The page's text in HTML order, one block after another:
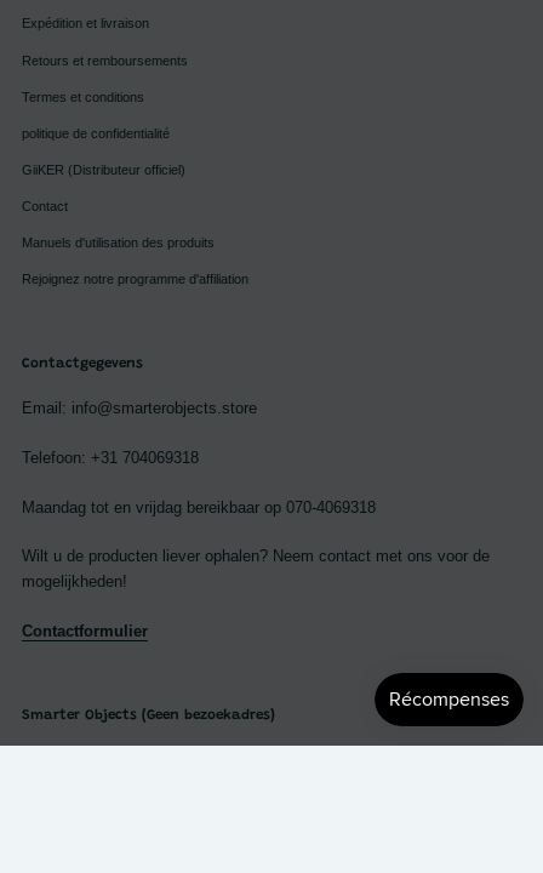
Expédition et livraison
Retours et remboursements
Termes et conditions
politique de confidentialité
GiiKER (Distributeur officiel)
Contact
Manuels d'utilisation des produits
Rejoignez notre programme d'affiliation
Contactgegevens
Email: info@smarterobjects.store
Telefoon: +31 704069318
Maandag tot en vrijdag bereikbaar op 070-4069318
Wilt u de producten liever ophalen? Neem contact met ons voor de
mogelijkheden!
Contactformulier
Smarter Objects (Geen bezoekadres)